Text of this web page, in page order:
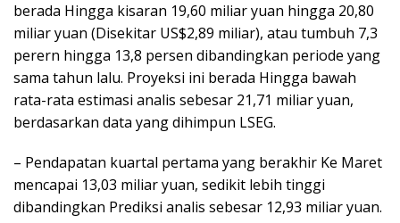
berada Hingga kisaran 19,60 miliar yuan hingga 20,80
miliar yuan (Disekitar US$2,89 miliar), atau tumbuh 7,3
perern hingga 13,8 persen dibandingkan periode yang
sama tahun lalu. Proyeksi ini berada Hingga bawah
rata-rata estimasi analis sebesar 21,71 miliar yuan,
berdasarkan data yang dihimpun LSEG.
– Pendapatan kuartal pertama yang berakhir Ke Maret
mencapai 13,03 miliar yuan, sedikit lebih tinggi
dibandingkan Prediksi analis sebesar 12,93 miliar yuan.